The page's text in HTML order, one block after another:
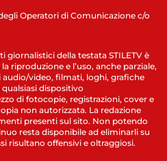
Operatori di Comunicazione c/o
giornalistici della testata STILETV è
riproduzione e l’uso, anche parziale,
video, filmati, loghi, grafiche
dispositivo
di fotocopie, registrazioni, cover e
non autorizzata. La redazione
presenti sul sito. Non potendo
resta disponibile ad eliminarli su
risultano offensivi e oltraggiosi.